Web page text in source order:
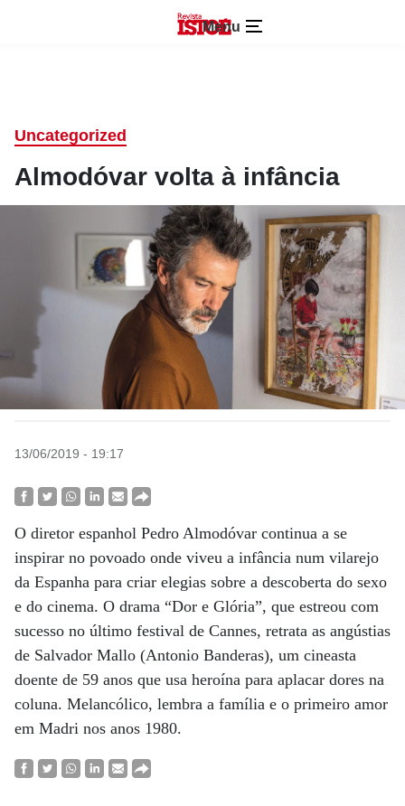
Menu
Uncategorized
Almodóvar volta à infância
13/06/2019 - 19:17
O diretor espanhol Pedro Almodóvar continua a se
inspirar no povoado onde viveu a infância num vilarejo
da Espanha para criar elegias sobre a descoberta do sexo
e do cinema. O drama “Dor e Glória”, que estreou com
sucesso no último festival de Cannes, retrata as angústias
de Salvador Mallo (Antonio Banderas), um cineasta
doente de 59 anos que usa heroína para aplacar dores na
coluna. Melancólico, lembra a família e o primeiro amor
em Madri nos anos 1980.